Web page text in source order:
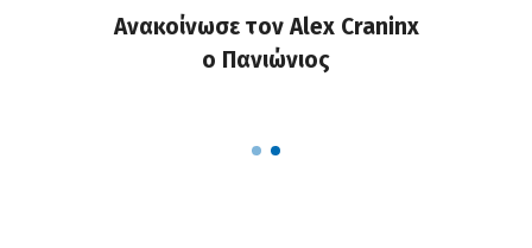
Ανακοίνωσε τον Alex Craninx
ο Πανιώνιος